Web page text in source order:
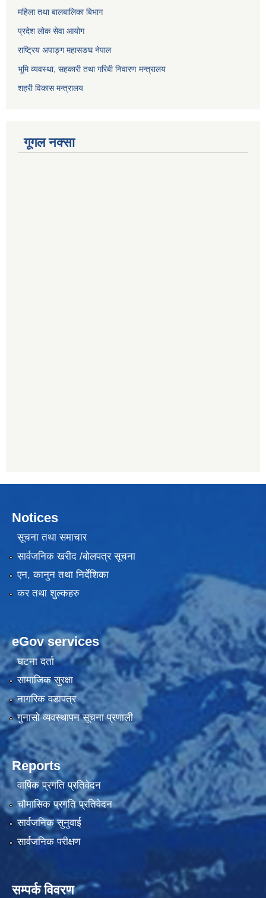
महिला तथा बालबालिका बिभाग
प्रदेश लोक सेवा आयोग
राष्ट्रिय अपाङ्ग महासङघ नेपाल
भूमि व्यवस्था, सहकारी तथा गरिबी निवारण मन्त्रालय
शहरी विकास मन्त्रालय
गूगल नक्सा
Notices
सूचना तथा समाचार
सार्वजनिक खरीद /बोलपत्र सूचना
एन, कानुन तथा निर्देशिका
कर तथा शुल्कहरु
eGov services
घटना दर्ता
सामाजिक सुरक्षा
नागरिक वडापत्र
गुनासो व्यवस्थापन सूचना प्रणाली
Reports
वार्षिक प्रगति प्रतिवेदन
चौमासिक प्रगति प्रतिवेदन
सार्वजनिक सुनुवाई
सार्वजनिक परीक्षण
सम्पर्क विवरण